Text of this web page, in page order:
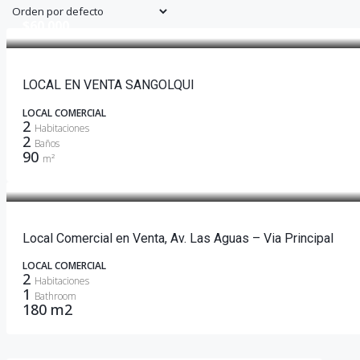
LOCAL EN VENTA SANGOLQUI
LOCAL COMERCIAL
2 Habitaciones
2 Baños
90 m²
Local Comercial en Venta, Av. Las Aguas – Via Principal
LOCAL COMERCIAL
2 Habitaciones
1 Bathroom
180 m2